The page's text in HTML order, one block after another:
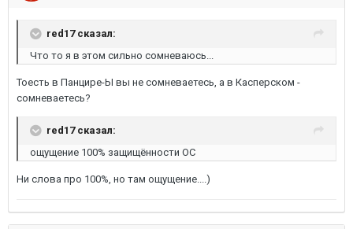
red17 сказал:
Что то я в этом сильно сомневаюсь...
Тоесть в Панцире-Ы вы не сомневаетесь, а в Касперском -
сомневаетесь?
red17 сказал:
ощущение 100% защищённости ОС
Ни слова про 100%, но там ощущение....)